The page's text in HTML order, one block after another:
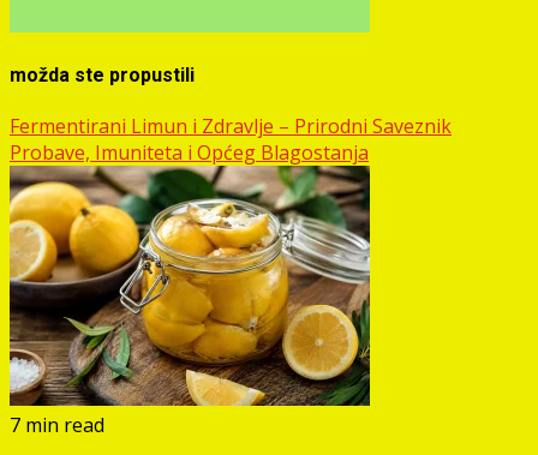
možda ste propustili
Fermentirani Limun i Zdravlje – Prirodni Saveznik
Probave, Imuniteta i Općeg Blagostanja
7 min read